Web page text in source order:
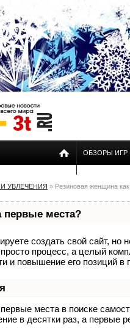
ОБЗОРЫ ИГР
УВЛЕЧЕНИЯ » Резиновая женщина
первые места?
создать свой сайт, но
процесс, а целый
и повышение его позиций в
места в поиске
в десятки раз, а первые